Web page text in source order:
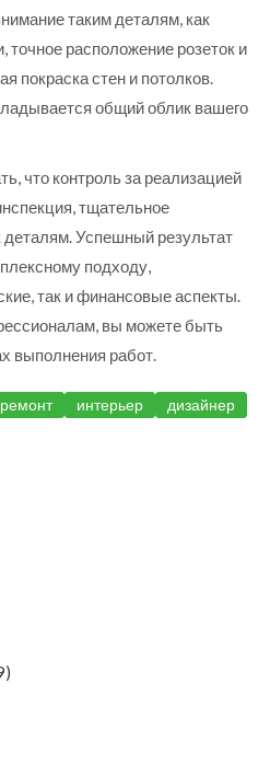
таким деталям, как
точное расположение розеток и
покраска стен и потолков.
общий облик вашего
что контроль за реализацией
тщательное
деталям. Успешный результат
подходу,
так и финансовые аспекты.
вы можете быть
выполнения работ.
ремонт интерьер дизайнер